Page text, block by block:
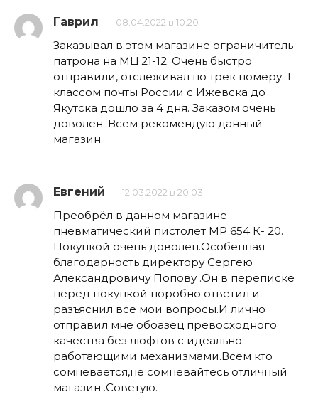
Гаврил 08.04.2022 в 10:20
Заказывал в этом магазине ограничитель
патрона на МЦ 21-12. Очень быстро
отправили, отслеживал по трек номеру. 1
классом почты России с Ижевска до
Якутска дошло за 4 дня. Заказом очень
доволен. Всем рекомендую данный
магазин.
Евгений 12.03.2022 в 20:03
Преобрёл в данном магазине
пневматический пистолет МР 654 К- 20.
Покупкой очень доволен.Особенная
благодарность директору Сергею
Александровичу Попову .Он в переписке
перед покупкой поробно ответил и
разъяснил все мои вопросы.И лично
отправил мне обоазец превосходного
качества без люфтов с идеально
работающими механизмами.Всем кто
сомневается,не сомневайтесь отличный
магазин .Советую.